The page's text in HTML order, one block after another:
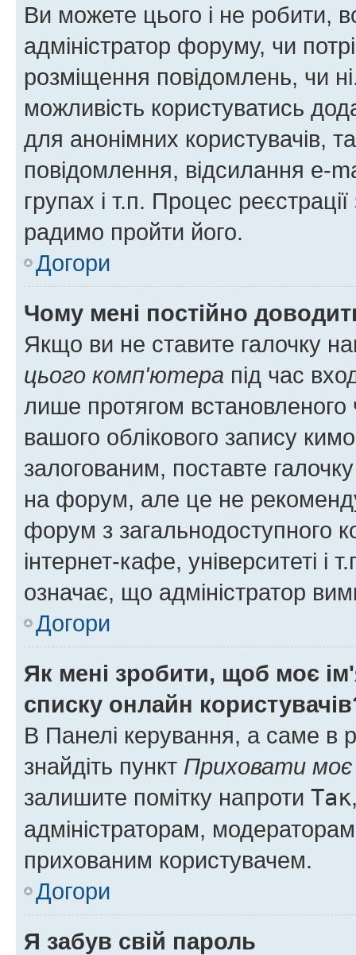
Ви можете цього і не робити,
адміністратор форуму, чи
розміщення повідомлень, чи
можливість користуватись
для анонімних користувачів,
повідомлення, відсилання e-
групах і т.п. Процес
радимо пройти його.
Догори
Чому мені постійно
Якщо ви не ставите галочку
цього комп'ютера під час
лише протягом встановленого
вашого облікового запису
залогованим, поставте
на форум, але це не
форум з загальнодоступного
інтернет-кафе, університеті і
означає, що адміністратор
Догори
Як мені зробити, щоб моє
списку онлайн
В Панелі керування, а саме в
знайдіть пункт Приховати моє
залишите помітку напроти Так
адміністраторам,
прихованим користувачем.
Догори
Я забув свій пароль